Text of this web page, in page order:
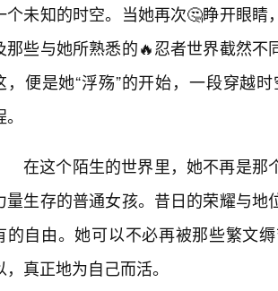
个未知的时空。当她再次🤔睁开眼
那些与她所熟悉的🔥忍者世界截然
，便是她“浮殇”的开始，一段穿越
在这个陌生的世界里，她不再是那
量生存的普通女孩。昔日的荣耀与
的自由。她可以不必再被那些繁文
，真正地为自己而活。